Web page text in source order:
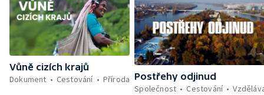
Vůně cizích krajů
Dokument
Cestování Příroda Postřehy odjinud
Společnost
Cestování